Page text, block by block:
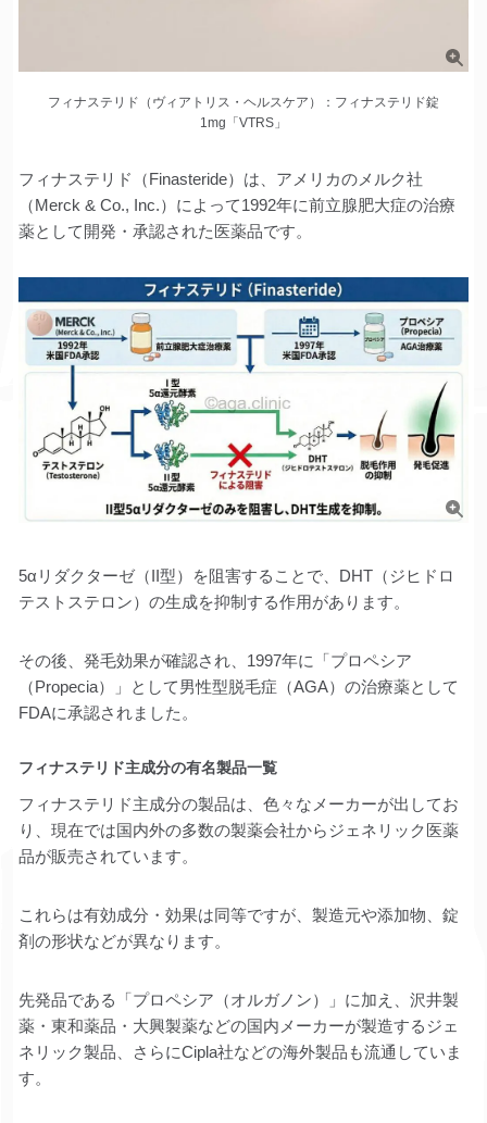
フィナステリド（ヴィアトリス・ヘルスケア）：フィナステリド錠
1mg「VTRS」
フィナステリド（Finasteride）は、アメリカのメルク社
（Merck & Co., Inc.）によって1992年に前立腺肥大症の治療
薬として開発・承認された医薬品です。
5αリダクターゼ（II型）を阻害することで、DHT（ジヒドロ
テストステロン）の生成を抑制する作用があります。
その後、発毛効果が確認され、1997年に「プロペシア
（Propecia）」として男性型脱毛症（AGA）の治療薬として
FDAに承認されました。
フィナステリド主成分の有名製品一覧
フィナステリド主成分の製品は、色々なメーカーが出してお
り、現在では国内外の多数の製薬会社からジェネリック医薬
品が販売されています。
これらは有効成分・効果は同等ですが、製造元や添加物、錠
剤の形状などが異なります。
先発品である「プロペシア（オルガノン）」に加え、沢井製
薬・東和薬品・大興製薬などの国内メーカーが製造するジェ
ネリック製品、さらにCipla社などの海外製品も流通していま
す。